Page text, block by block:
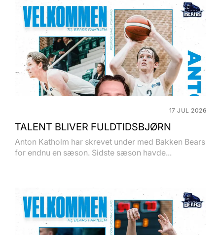
17 JUL 2026
TALENT BLIVER FULDTIDSBJØRN
Anton Katholm har skrevet under med Bakken Bears
for endnu en sæson. Sidste sæson havde...